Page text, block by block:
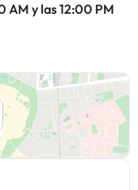
AM y las 12:00 PM